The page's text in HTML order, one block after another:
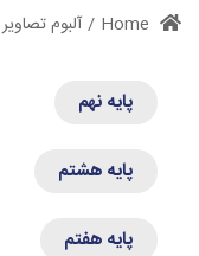
/ آلبوم تصاویر
پایه نهم
پایه هشتم
پایه هفتم